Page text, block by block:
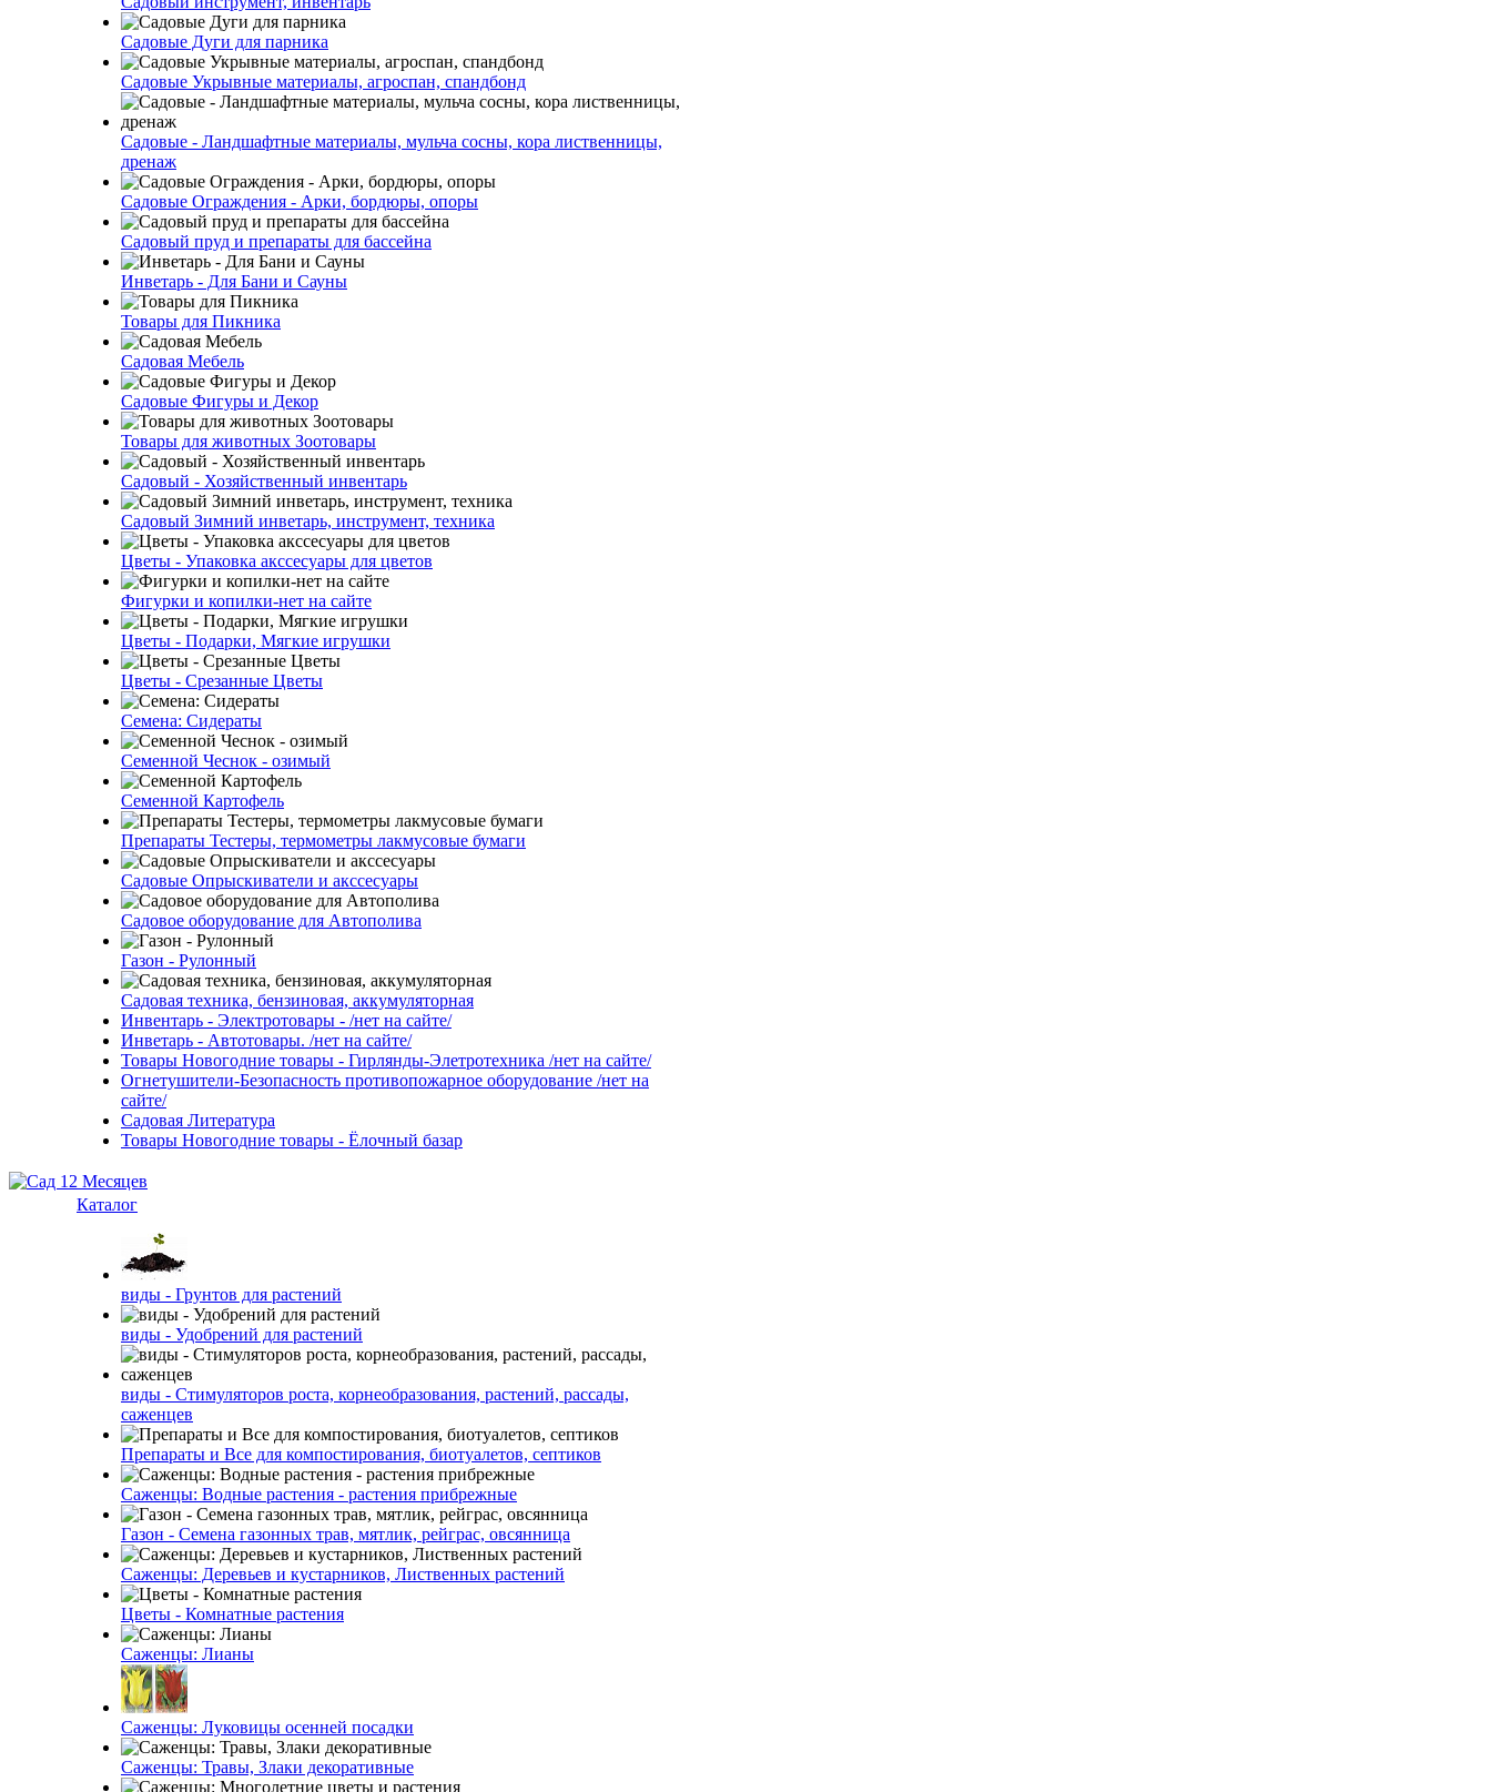
Садовые Дуги для парника
Садовые Укрывные материалы, агроспан, спандбонд
Садовые - Ландшафтные материалы, мульча сосны, кора лиственницы,
дренаж
Садовые Ограждения - Арки, бордюры, опоры
Садовый пруд и препараты для бассейна
Инветарь - Для Бани и Сауны
Товары для Пикника
Садовая Мебель
Садовые Фигуры и Декор
Товары для животных Зоотовары
Садовый - Хозяйственный инвентарь
Садовый Зимний инветарь, инструмент, техника
Цветы - Упаковка акссесуары для цветов
Фигурки и копилки-нет на сайте
Цветы - Подарки, Мягкие игрушки
Цветы - Срезанные Цветы
Семена: Сидераты
Семенной Чеснок - озимый
Семенной Картофель
Препараты Тестеры, термометры лакмусовые бумаги
Садовые Опрыскиватели и акссесуары
Садовое оборудование для Автополива
Газон - Рулонный
Садовая техника, бензиновая, аккумуляторная
Инвентарь - Электротовары - /нет на сайте/
Инветарь - Автотовары. /нет на сайте/
Товары Новогодние товары - Гирлянды-Элетротехника /нет на сайте/
Огнетушители-Безопасность противопожарное оборудование /нет на
сайте/
Садовая Литература
Товары Новогодние товары - Ёлочный базар
Каталог
виды - Грунтов для растений
виды - Удобрений для растений
виды - Стимуляторов роста, корнеобразования, растений, рассады,
саженцев
Препараты и Все для компостирования, биотуалетов, септиков
Саженцы: Водные растения - растения прибрежные
Газон - Семена газонных трав, мятлик, рейграс, овсянница
Саженцы: Деревьев и кустарников, Лиственных растений
Цветы - Комнатные растения
Саженцы: Лианы
Саженцы: Луковицы осенней посадки
Саженцы: Травы, Злаки декоративные